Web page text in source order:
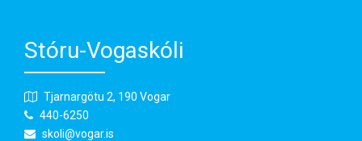
Stóru-Vogaskóli
Tjarnargötu 2, 190 Vogar
440-6250
skoli@vogar.is